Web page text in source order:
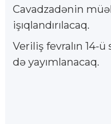
Cavadzadənin
işıqlandırılacaq.
Veriliş fevralın 14-
də yayımlanacaq.